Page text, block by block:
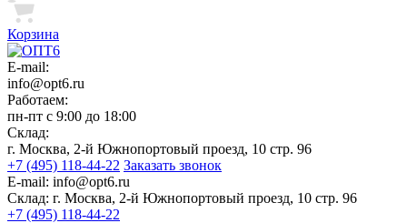
Корзина
E-mail:
info@opt6.ru
Работаем:
пн-пт с 9:00 до 18:00
Склад:
г. Москва, 2-й Южнопортовый проезд, 10 стр. 96
+7 (495) 118-44-22 Заказать звонок
E-mail: info@opt6.ru
Склад: г. Москва, 2-й Южнопортовый проезд, 10 стр. 96
+7 (495) 118-44-22